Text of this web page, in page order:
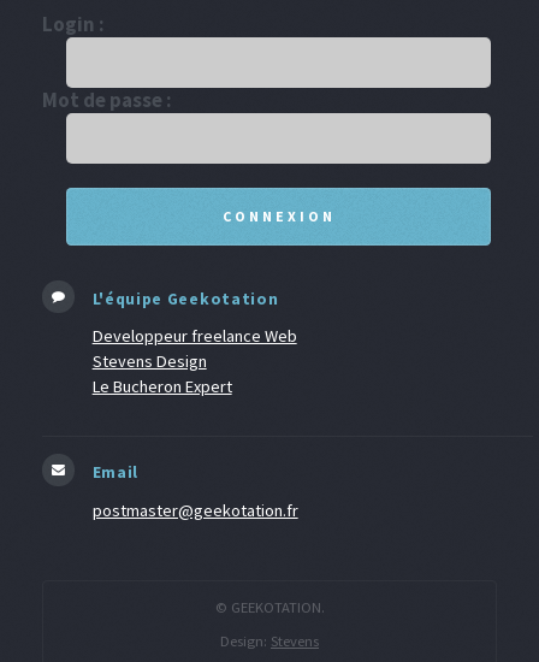
Login :
Mot de passe :
L'équipe Geekotation
Developpeur freelance Web
Stevens Design
Le Bucheron Expert
Email
postmaster@geekotation.fr
© GEEKOTATION.
Design: Stevens